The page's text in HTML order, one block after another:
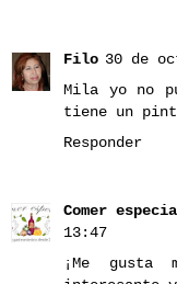
Filo 30 de
Mila yo no
tiene un
Responder
Comer
13:47
¡Me gusta